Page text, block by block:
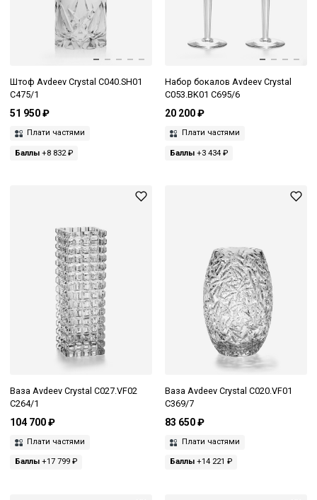
Штоф Avdeev Crystal C040.SH01
C475/1
51 950 ₽
Плати частями
Баллы +8 832 ₽
Набор бокалов Avdeev Crystal
C053.BK01 C695/6
20 200 ₽
Плати частями
Баллы+3 434 ₽
Ваза Avdeev Crystal С027.VF02
C264/1
104 700 ₽
Плати частями
Баллы +17 799 ₽
Ваза Avdeev Crystal С020.VF01
C369/7
83 650 ₽
Плати частями
Баллы+14 221 ₽